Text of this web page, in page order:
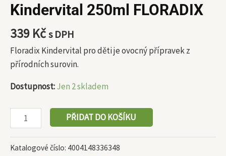
Kindervital 250ml FLORADIX
339 Kčs DPH
Floradix Kindervital pro děti je ovocný přípravek z
přírodních surovin.
Dostupnost:Jen 2 skladem
PŘIDAT DO KOŠÍKU
Katalogové číslo: 4004148336348